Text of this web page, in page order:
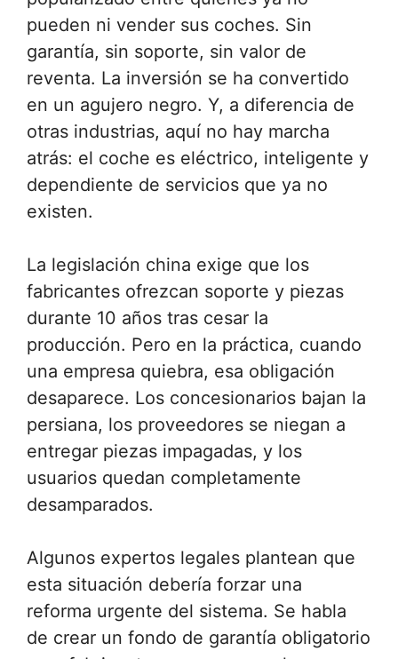
pueden ni vender sus coches. Sin
garantía, sin soporte, sin valor de
reventa. La inversión se ha convertido
en un agujero negro. Y, a diferencia de
otras industrias, aquí no hay marcha
atrás: el coche es eléctrico, inteligente y
dependiente de servicios que ya no
existen.
La legislación china exige que los
fabricantes ofrezcan soporte y piezas
durante 10 años tras cesar la
producción. Pero en la práctica, cuando
una empresa quiebra, esa obligación
desaparece. Los concesionarios bajan la
persiana, los proveedores se niegan a
entregar piezas impagadas, y los
usuarios quedan completamente
desamparados.
Algunos expertos legales plantean que
esta situación debería forzar una
reforma urgente del sistema. Se habla
de crear un fondo de garantía obligatorio